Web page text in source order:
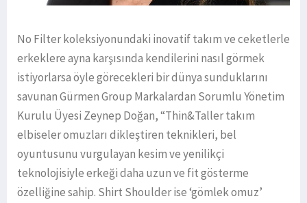
No Filter koleksiyonundaki inovatif takım ve ceketlerle
erkeklere ayna karşısında kendilerini nasıl görmek
istiyorlarsa öyle görecekleri bir dünya sunduklarını
savunan Gürmen Group Markalardan Sorumlu Yönetim
Kurulu Üyesi Zeynep Doğan, “Thin&Taller takım
elbiseler omuzları dikleştiren teknikleri, bel
oyuntusunu vurgulayan kesim ve yenilikçi
teknolojisiyle erkeği daha uzun ve fit gösterme
özelliğine sahip. Shirt Shoulder ise ‘gömlek omuz’